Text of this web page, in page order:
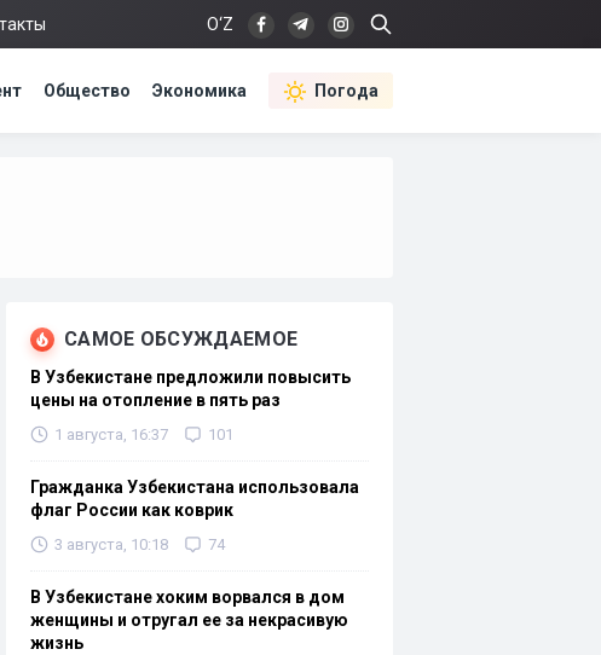
O‘Z
Общество Экономика Погода
САМОЕ ОБСУЖДАЕМОЕ
В Узбекистане предложили повысить
цены на отопление в пять раз
1 августа, 16:37 101
Гражданка Узбекистана использовала
флаг России как коврик
3 августа, 10:18 74
В Узбекистане хоким ворвался в дом
женщины и отругал ее за некрасивую
жизнь